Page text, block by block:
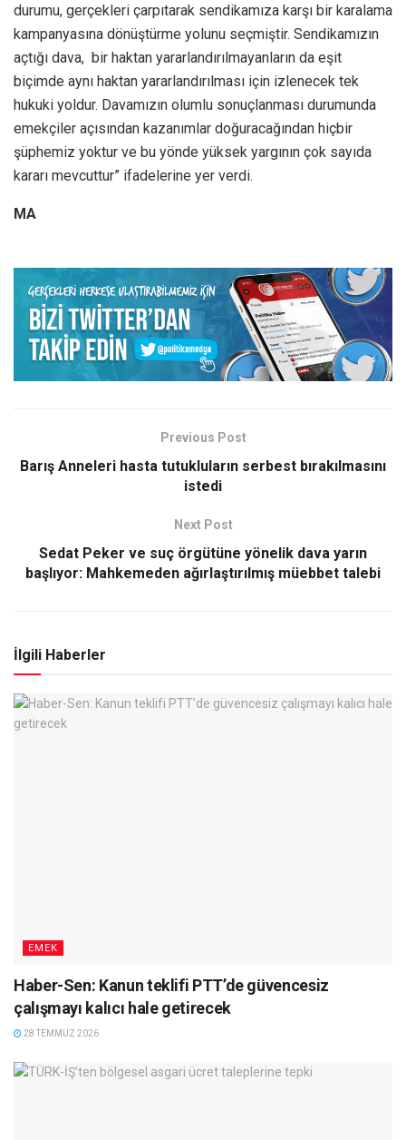
durumu, gerçekleri çarpıtarak sendikamıza karşı bir karalama
kampanyasına dönüştürme yolunu seçmiştir. Sendikamızın
açtığı dava, bir haktan yararlandırılmayanların da eşit
biçimde aynı haktan yararlandırılması için izlenecek tek
hukuki yoldur. Davamızın olumlu sonuçlanması durumunda
emekçiler açısından kazanımlar doğuracağından hiçbir
şüphemiz yoktur ve bu yönde yüksek yargının çok sayıda
kararı mevcuttur” ifadelerine yer verdi.
MA
Previous Post
Barış Anneleri hasta tutukluların serbest bırakılmasını
istedi
Next Post
Sedat Peker ve suç örgütüne yönelik dava yarın
başlıyor: Mahkemeden ağırlaştırılmış müebbet talebi
İlgili Haberler
EMEK
Haber-Sen: Kanun teklifi PTT’de güvencesiz
çalışmayı kalıcı hale getirecek
28 TEMMUZ 2026